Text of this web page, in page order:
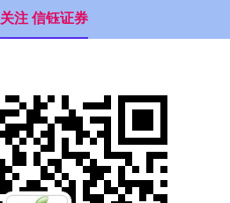
关注 信钰证券